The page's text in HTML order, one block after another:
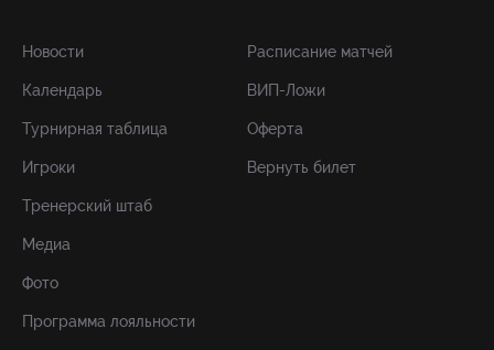
Новости
Календарь
Турнирная таблица
Игроки
Тренерский штаб
Медиа
Фото
Программа лояльности
Расписание матчей
ВИП-Ложи
Оферта
Вернуть билет